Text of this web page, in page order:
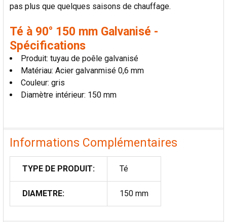
pas plus que quelques saisons de chauffage.
Té à 90° 150 mm Galvanisé -
Spécifications
Produit: tuyau de poêle galvanisé
Matériau: Acier galvanmisé 0,6 mm
Couleur: gris
Diamètre intérieur: 150 mm
Informations Complémentaires
TYPE DE PRODUIT: Té
DIAMETRE: 150 mm